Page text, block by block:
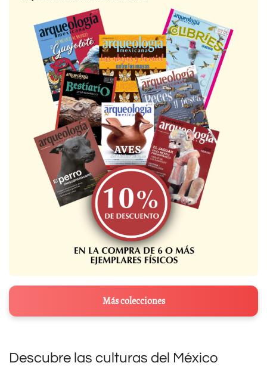
Más colecciones
Descubre las culturas del México